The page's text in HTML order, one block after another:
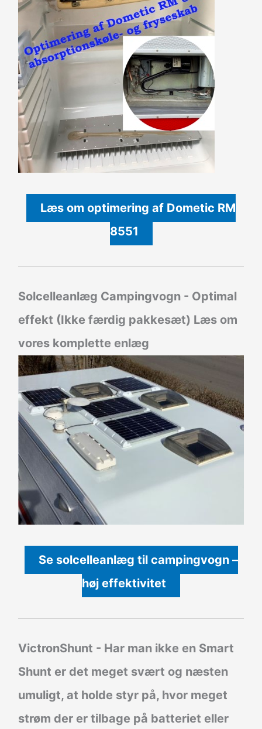
Læs om optimering af Dometic RM
8551
Solcelleanlæg Campingvogn - Optimal
effekt (Ikke færdig pakkesæt) Læs om
vores komplette enlæg
Se solcelleanlæg til campingvogn –
høj effektivitet
VictronShunt - Har man ikke en Smart
Shunt er det meget svært og næsten
umuligt, at holde styr på, hvor meget
strøm der er tilbage på batteriet eller